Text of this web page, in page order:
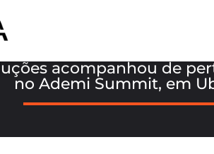
acompanhou de
no Ademi Summit, em